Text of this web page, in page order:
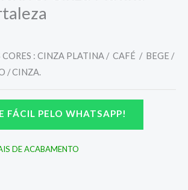
CORES : CINZA PLATINA / CAFÉ / BEGE /
/ CINZA.
FÁCIL PELO WHATSAPP!
DE ACABAMENTO